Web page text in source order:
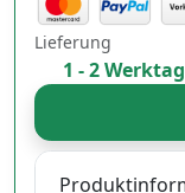
Lieferung
1 - 2